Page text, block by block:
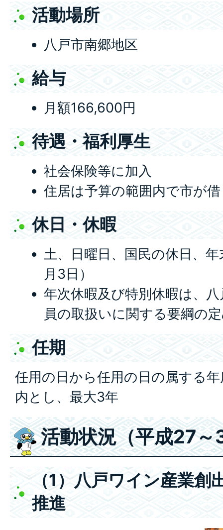
活動場所
八戸市南郷地区
給与
月額166,600円
待遇・福利厚生
社会保険等に加入
住居は予算の範囲内で市が
休日・休暇
土、日曜日、国民の休日、
月3日）
年次休暇及び特別休暇は、
員の取扱いに関する要綱の
任期
任用の日から任用の日の属する
内とし、最大3年
活動状況（平成27
（1）八戸ワイン産業創
推進